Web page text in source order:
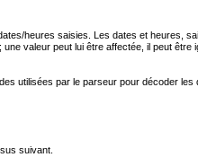
heures saisies. Les dates et heures,
valeur peut lui être affectée, il peut
utilisées par le parseur pour décoder les
suivant.